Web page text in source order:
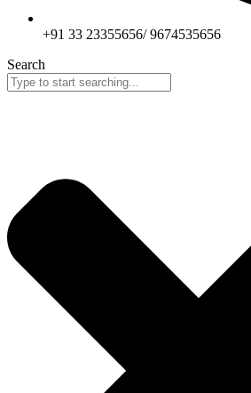
+91 33 23355656/ 9674535656
Search